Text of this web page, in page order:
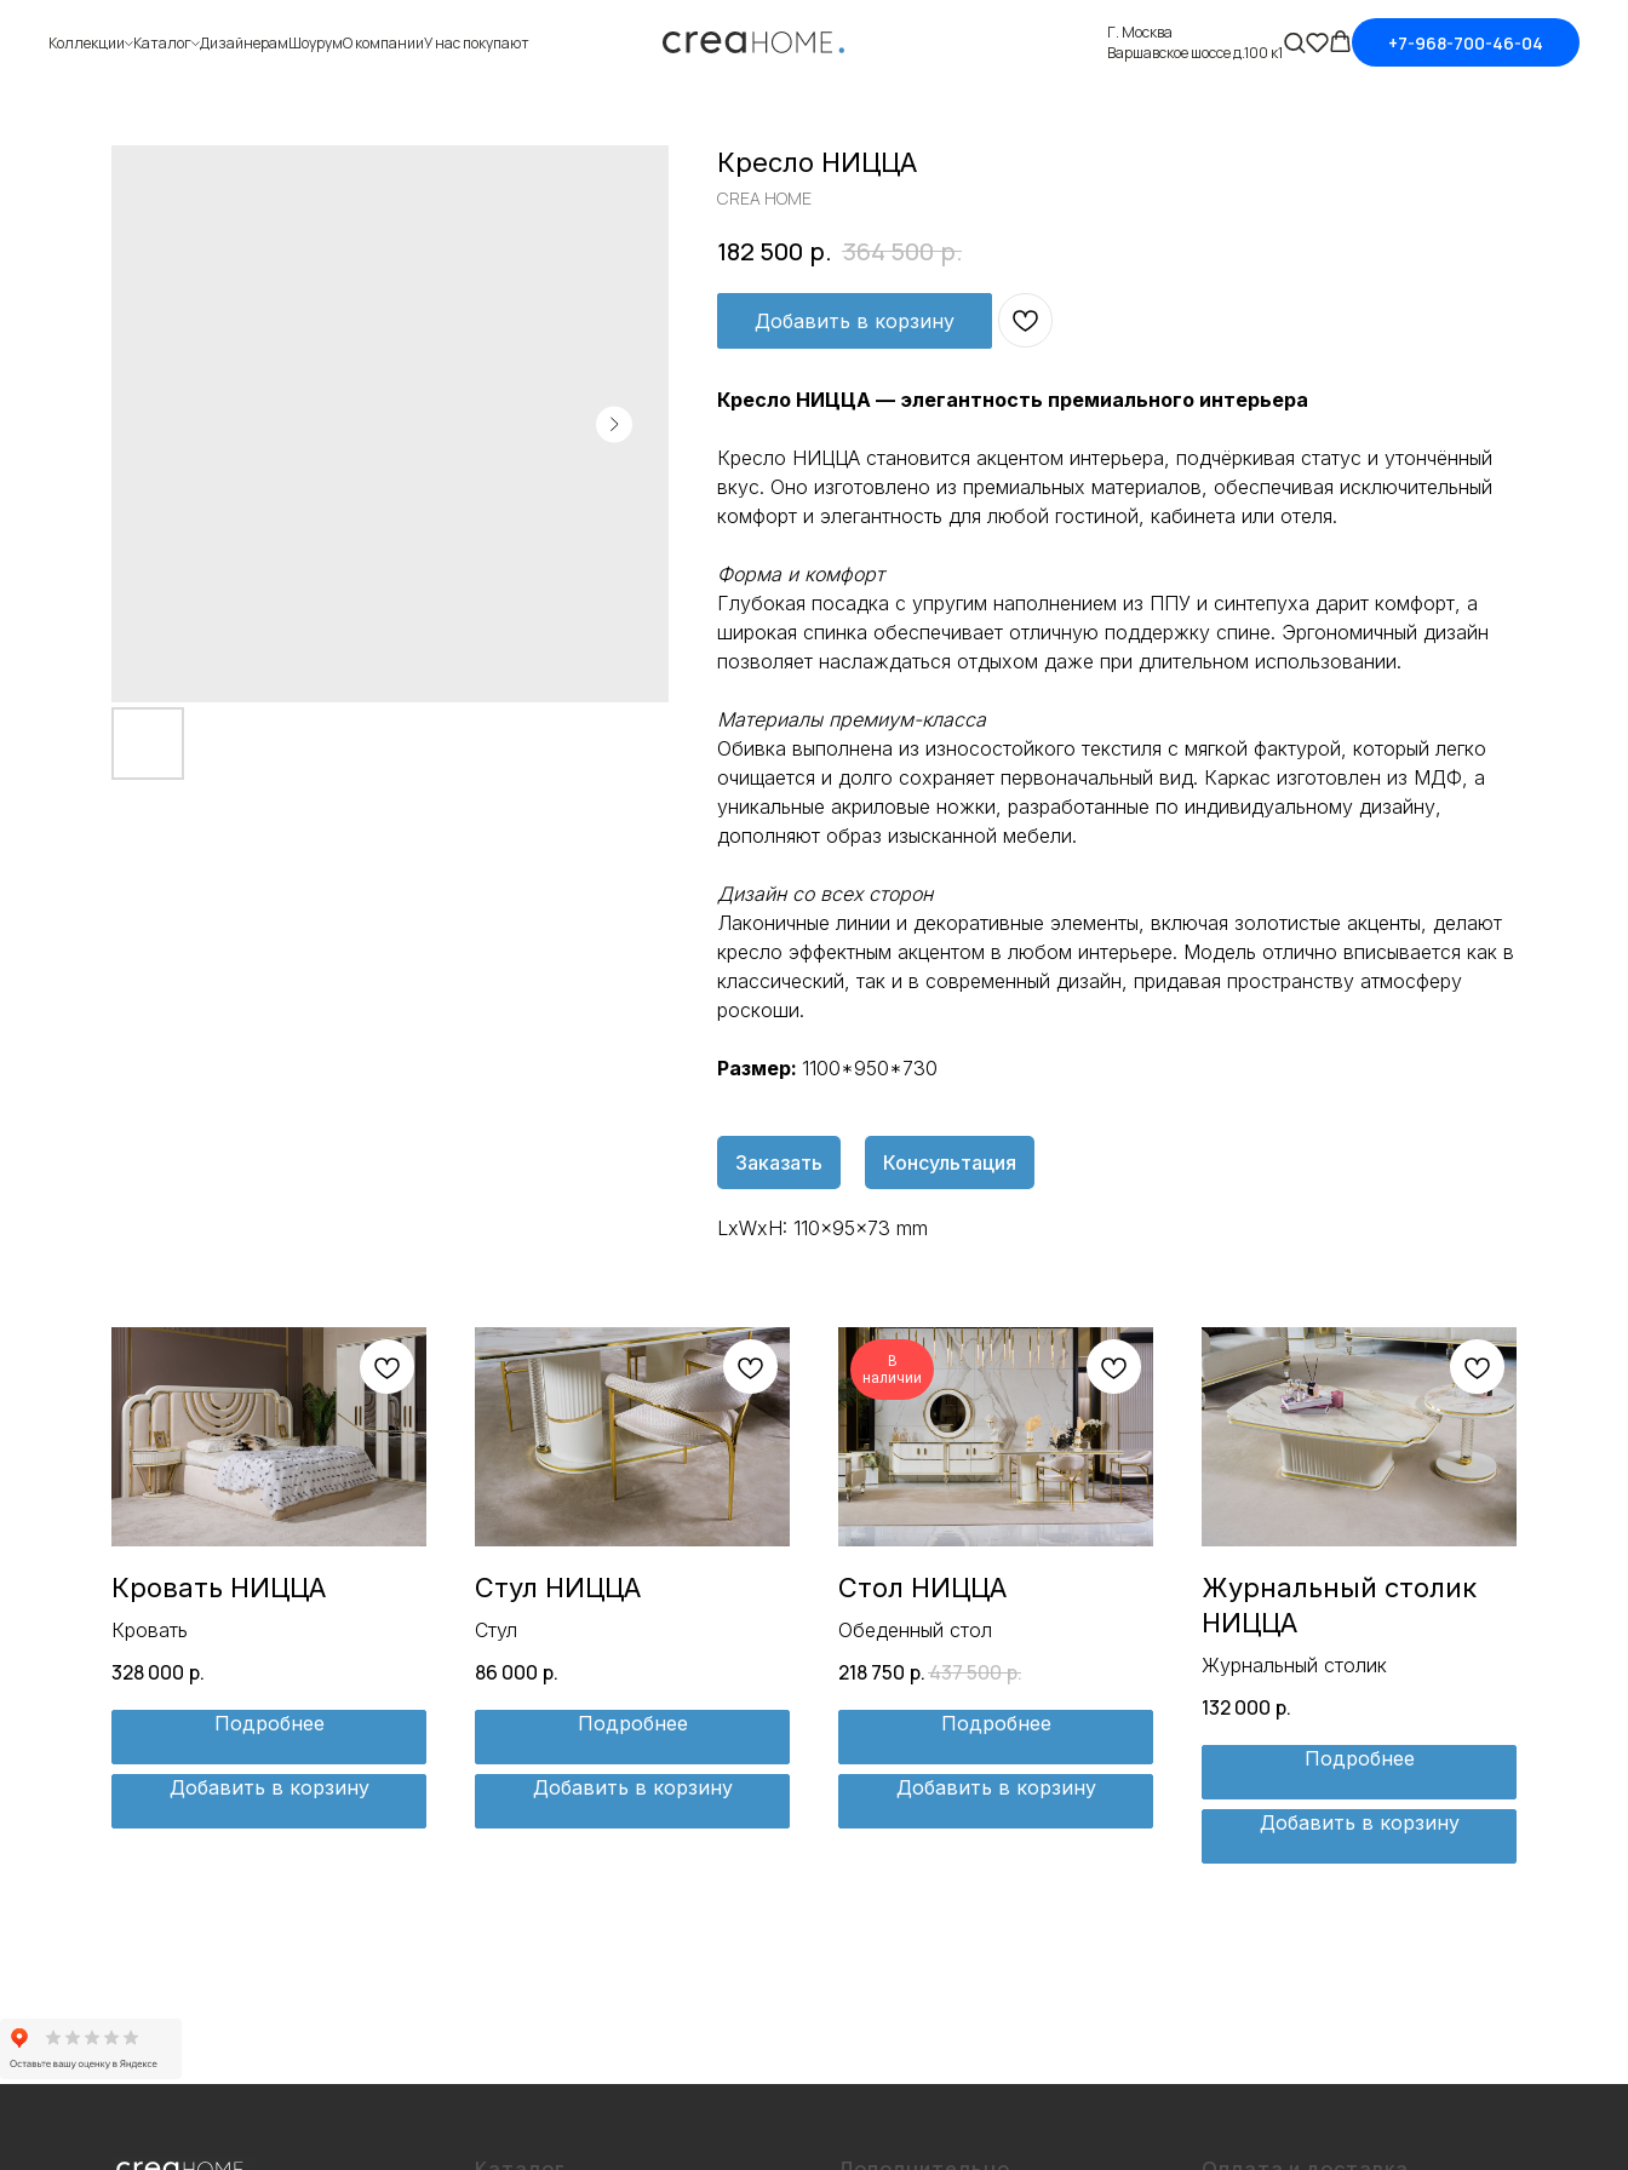
Коллекции Каталог ДизайнерамШоурумО компанииУ нас покупают
Г. Москва
Варшавское шоссе д.100 к1
+7-968-700-46-04
Кресло НИЦЦА
CREA HOME
182 500 р. 364 500 р.
Добавить в корзину
Кресло НИЦЦА — элегантность премиального интерьера
Кресло НИЦЦА становится акцентом интерьера, подчёркивая статус и утончённый
вкус. Оно изготовлено из премиальных материалов, обеспечивая исключительный
комфорт и элегантность для любой гостиной, кабинета или отеля.
Форма и комфорт
Глубокая посадка с упругим наполнением из ППУ и синтепуха дарит комфорт, а
широкая спинка обеспечивает отличную поддержку спине. Эргономичный дизайн
позволяет наслаждаться отдыхом даже при длительном использовании.
Материалы премиум-класса
Обивка выполнена из износостойкого текстиля с мягкой фактурой, который легко
очищается и долго сохраняет первоначальный вид. Каркас изготовлен из МДФ, а
уникальные акриловые ножки, разработанные по индивидуальному дизайну,
дополняют образ изысканной мебели.
Дизайн со всех сторон
Лаконичные линии и декоративные элементы, включая золотистые акценты, делают
кресло эффектным акцентом в любом интерьере. Модель отлично вписывается как в
классический, так и в современный дизайн, придавая пространству атмосферу
роскоши.
Размер: 1100*950*730
Заказать Консультация
LxWxH: 110x95x73 mm
Кровать НИЦЦА
Кровать
328 000 р.
Подробнее
Добавить в корзину
Стул НИЦЦА
Стул
86 000 р.
Подробнее
Добавить в корзину
В
наличии
Стол НИЦЦА
Обеденный стол
218 750 р.437 500р.
Подробнее
Добавить в корзину
Журнальный столик
НИЦЦА
Журнальный столик
132 000 р.
Подробнее
Добавить в корзину